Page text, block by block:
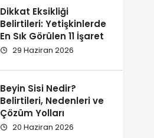
Dikkat Eksikliği
Belirtileri: Yetişkinlerde
En Sık Görülen 11 İşaret
29 Haziran 2026
Beyin Sisi Nedir?
Belirtileri, Nedenleri ve
Çözüm Yolları
20 Haziran 2026